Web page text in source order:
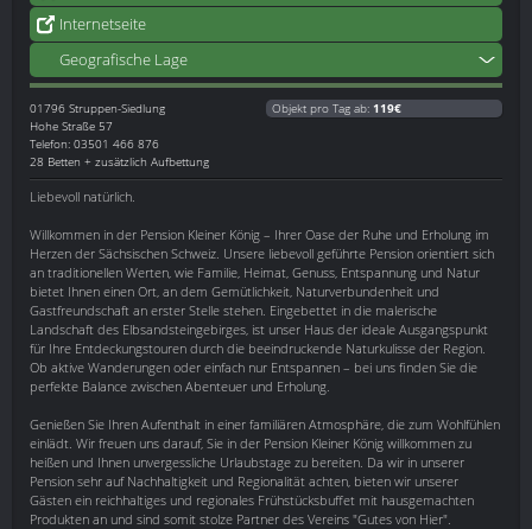
Internetseite
Geografische Lage
01796 Struppen-Siedlung
Hohe Straße 57
Telefon: 03501 466 876
28 Betten + zusätzlich Aufbettung
Objekt pro Tag ab: 119€
Liebevoll natürlich.
Willkommen in der Pension Kleiner König – Ihrer Oase der Ruhe und Erholung im
Herzen der Sächsischen Schweiz. Unsere liebevoll geführte Pension orientiert sich
an traditionellen Werten, wie Familie, Heimat, Genuss, Entspannung und Natur
bietet Ihnen einen Ort, an dem Gemütlichkeit, Naturverbundenheit und
Gastfreundschaft an erster Stelle stehen. Eingebettet in die malerische
Landschaft des Elbsandsteingebirges, ist unser Haus der ideale Ausgangspunkt
für Ihre Entdeckungstouren durch die beeindruckende Naturkulisse der Region.
Ob aktive Wanderungen oder einfach nur Entspannen – bei uns finden Sie die
perfekte Balance zwischen Abenteuer und Erholung.
Genießen Sie Ihren Aufenthalt in einer familiären Atmosphäre, die zum Wohlfühlen
einlädt. Wir freuen uns darauf, Sie in der Pension Kleiner König willkommen zu
heißen und Ihnen unvergessliche Urlaubstage zu bereiten. Da wir in unserer
Pension sehr auf Nachhaltigkeit und Regionalität achten, bieten wir unserer
Gästen ein reichhaltiges und regionales Frühstücksbuffet mit hausgemachten
Produkten an und sind somit stolze Partner des Vereins "Gutes von Hier".